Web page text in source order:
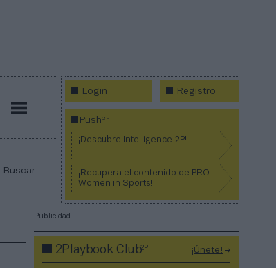
Buscar
Login Registro
Push2P
¡Descubre Intelligence 2P!
¡Recupera el contenido de PRO
Women in Sports!
Publicidad
2Playbook Club2P ¡Únete!